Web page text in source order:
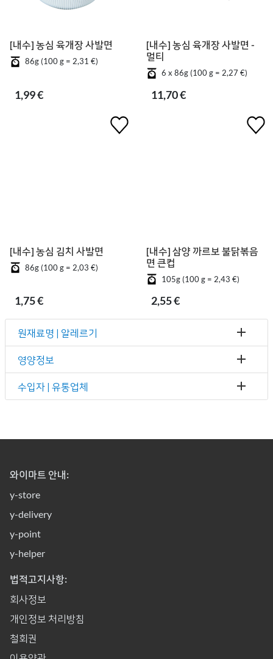
[내수] 농심 육개장 사발면
86g (100 g = 2,31 €)
1,99 €
[내수] 농심 육개장 사발면 -
멀티
6 x 86g (100 g = 2,27 €)
11,70 €
[내수] 농심 김치 사발면
86g (100 g = 2,03 €)
1,75 €
[내수] 삼양 까르보 불닭볶음
면 큰컵
105g (100 g = 2,43 €)
2,55 €
원재료명 | 알레르기
영양정보
수입자 | 유통업체
와이마트 안내:
y-store
y-delivery
y-point
y-helper
법적고지사항:
회사정보
개인정보 처리방침
철회권